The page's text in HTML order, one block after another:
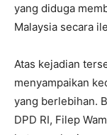
yang diduga
Malaysia secara
Atas kejadian
menyampaikan
yang berlebihan.
DPD RI, Filep